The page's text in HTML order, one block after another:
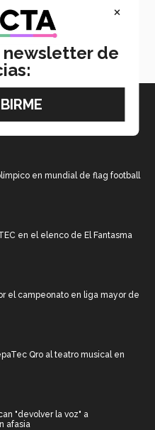
Tec impulsan
Tarahumara
en mundial de flag football
en el elenco de El Fantasma
el campeonato en liga mayor de
Qro al teatro musical en
"devolver la voz" a
afasia
×
newsletter de